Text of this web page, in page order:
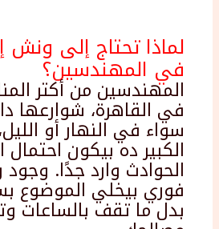
لماذا تحتاج إلى ونش
في المهندسين؟
المهندسين من أكتر
في القاهرة، شوارعها
سواء في النهار أو
الكبير ده بيكون احتمال
الحوادث وارد جدًا.
فوري بيخلي الموضوع
بدل ما تقف بالساعات